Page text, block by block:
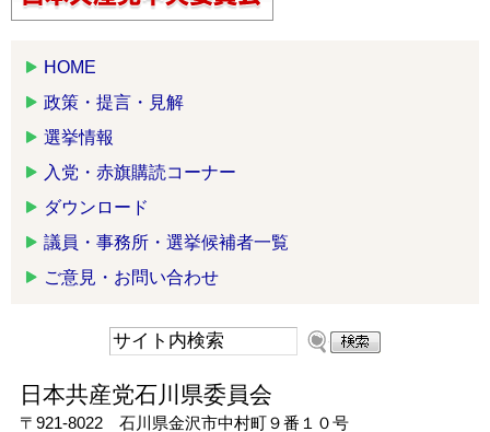
HOME
政策・提言・見解
選挙情報
入党・赤旗購読コーナー
ダウンロード
議員・事務所・選挙候補者一覧
ご意見・お問い合わせ
日本共産党石川県委員会
〒921-8022 石川県金沢市中村町９番１０号